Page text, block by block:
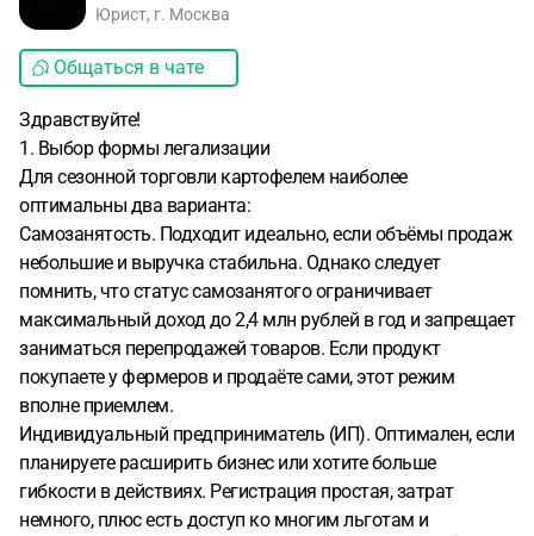
Юрист, г. Москва
Общаться в чате
Здравствуйте!
1. Выбор формы легализации
Для сезонной торговли картофелем наиболее
оптимальны два варианта:
Самозанятость. Подходит идеально, если объёмы продаж
небольшие и выручка стабильна. Однако следует
помнить, что статус самозанятого ограничивает
максимальный доход до 2,4 млн рублей в год и запрещает
заниматься перепродажей товаров. Если продукт
покупаете у фермеров и продаёте сами, этот режим
вполне приемлем.
Индивидуальный предприниматель (ИП). Оптимален, если
планируете расширить бизнес или хотите больше
гибкости в действиях. Регистрация простая, затрат
немного, плюс есть доступ ко многим льготам и